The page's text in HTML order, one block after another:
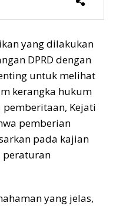
yang dilakukan
DPRD dengan
untuk melihat
kerangka hukum
Kejati
pemberian
pada kajian
peraturan
yang jelas,